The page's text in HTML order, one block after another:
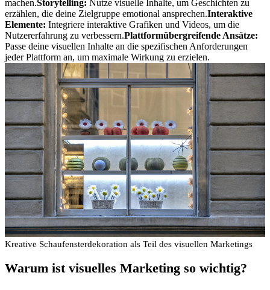
machen.Storytelling: Nutze visuelle Inhalte, um Geschichten zu
erzählen, die deine Zielgruppe emotional ansprechen.Interaktive
Elemente: Integriere interaktive Grafiken und Videos, um die
Nutzererfahrung zu verbessern.Plattformübergreifende Ansätze:
Passe deine visuellen Inhalte an die spezifischen Anforderungen
jeder Plattform an, um maximale Wirkung zu erzielen.
Kreative Schaufensterdekoration als Teil des visuellen Marketings
Warum ist visuelles Marketing so wichtig?